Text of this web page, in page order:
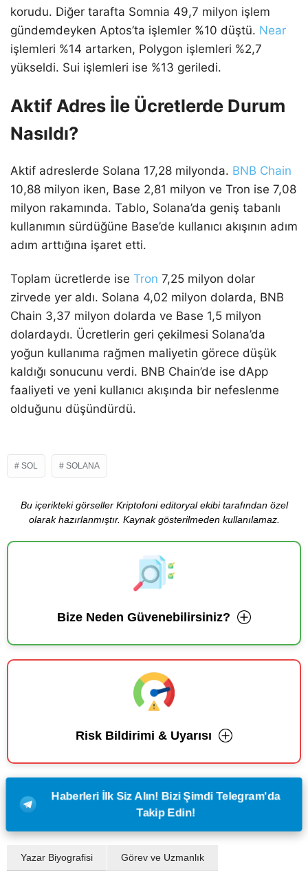
korudu. Diğer tarafta Somnia 49,7 milyon işlem
gündemdeyken Aptos’ta işlemler %10 düştü. Near
işlemleri %14 artarken, Polygon işlemleri %2,7
yükseldi. Sui işlemleri ise %13 geriledi.
Aktif Adres İle Ücretlerde Durum
Nasıldı?
Aktif adreslerde Solana 17,28 milyonda. BNB Chain
10,88 milyon iken, Base 2,81 milyon ve Tron ise 7,08
milyon rakamında. Tablo, Solana’da geniş tabanlı
kullanımın sürdüğüne Base’de kullanıcı akışının adım
adım arttığına işaret etti.
Toplam ücretlerde ise Tron 7,25 milyon dolar
zirvede yer aldı. Solana 4,02 milyon dolarda, BNB
Chain 3,37 milyon dolarda ve Base 1,5 milyon
dolardaydı. Ücretlerin geri çekilmesi Solana’da
yoğun kullanıma rağmen maliyetin görece düşük
kaldığı sonucunu verdi. BNB Chain’de ise dApp
faaliyeti ve yeni kullanıcı akışında bir nefeslenme
olduğunu düşündürdü.
SOL SOLANA
Bu içerikteki görseller Kriptofoni editoryal ekibi tarafından özel
olarak hazırlanmıştır. Kaynak gösterilmeden kullanılamaz.
Bize Neden Güvenebilirsiniz?
Risk Bildirimi & Uyarısı
Haberleri İlk Siz Alın! Bizi Şimdi Telegram'da
Takip Edin!
Yazar Biyografisi Görev ve Uzmanlık